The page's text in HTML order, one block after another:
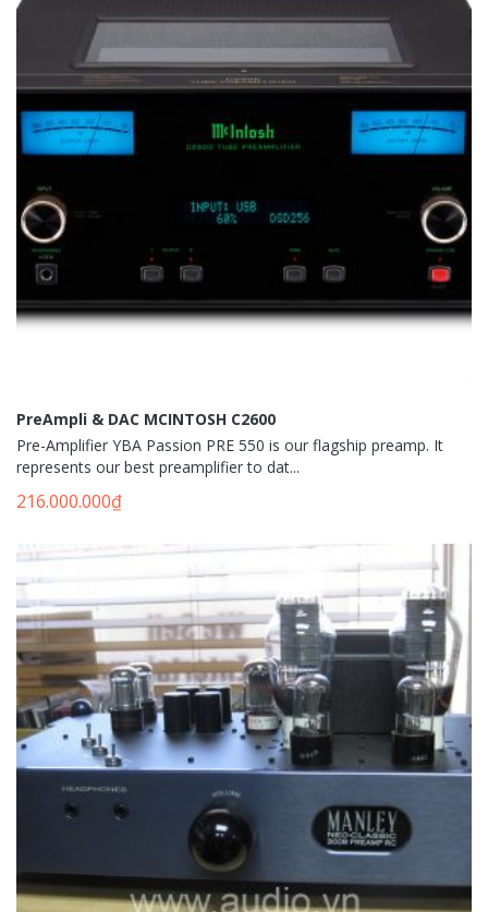
PreAmpli & DAC MCINTOSH C2600
Pre-Amplifier YBA Passion PRE 550 is our flagship preamp. It
represents our best preamplifier to dat...
216.000.000₫